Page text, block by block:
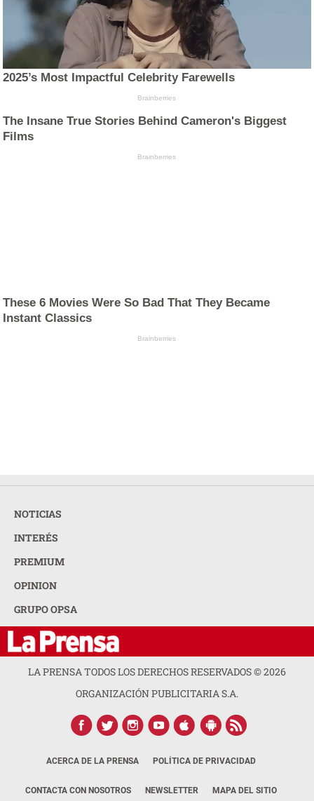
2025’s Most Impactful Celebrity Farewells
Brainberries
The Insane True Stories Behind Cameron's Biggest
Films
Brainberries
These 6 Movies Were So Bad That They Became
Instant Classics
Brainberries
NOTICIAS
INTERÉS
PREMIUM
OPINION
GRUPO OPSA
LA PRENSA TODOS LOS DERECHOS RESERVADOS ©2026
ORGANIZACIÓN PUBLICITARIA S.A.
ACERCA DE LA PRENSA POLÍTICA DE PRIVACIDAD
CONTACTA CON NOSOTROS NEWSLETTER MAPA DEL SITIO